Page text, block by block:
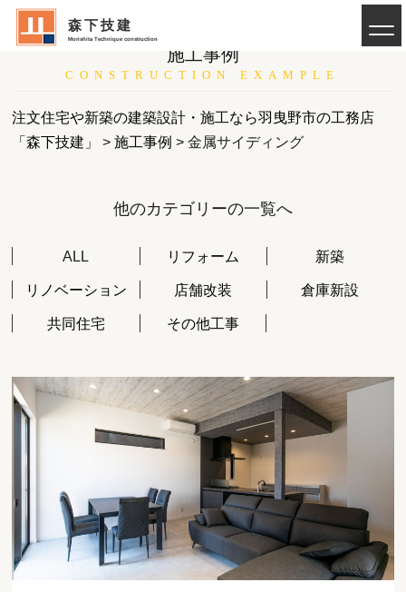
森下技建
Morishita Technique construction
施工事例
CONSTRUCTION EXAMPLE
注文住宅や新築の建築設計・施工なら羽曳野市の工務店
「森下技建」
>施工事例 >金属サイディング
他のカテゴリーの一覧へ
ALL リフォーム 新築
リノベーション 店舗改装 倉庫新設
共同住宅 その他工事